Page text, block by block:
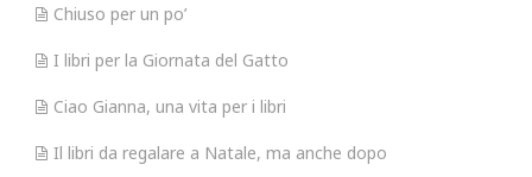
Chiuso per un po’
I libri per la Giornata del Gatto
Ciao Gianna, una vita per i libri
Il libri da regalare a Natale, ma anche dopo